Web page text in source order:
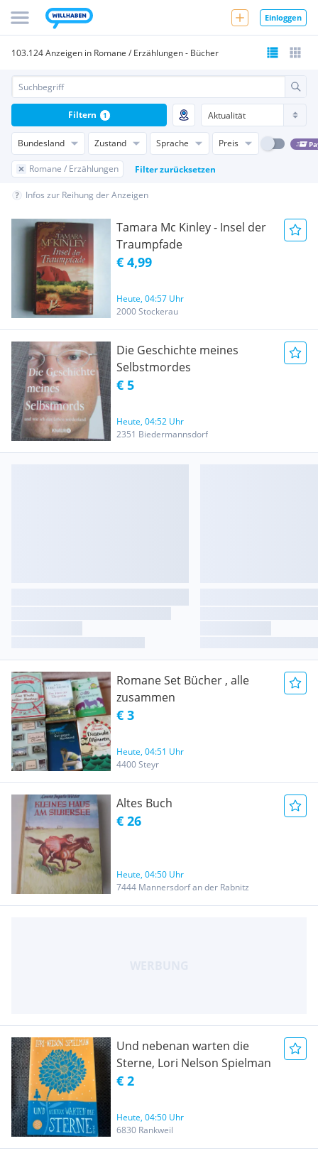
Einloggen
103.124 Anzeigen in Romane / Erzählungen - Bücher
Bundesland Zustand Sprache Preis
Romane / Erzählungen Filter zurücksetzen
Filtern 1
Infos zur Reihung der Anzeigen
Tamara Mc Kinley - Insel der
Traumpfade
€ 4,99
Heute, 04:57 Uhr
2000 Stockerau
Die Geschichte meines
Selbstmordes
€ 5
Heute, 04:52 Uhr
2351 Biedermannsdorf
Romane Set Bücher , alle
zusammen
€ 3
Heute, 04:51 Uhr
4400 Steyr
Altes Buch
€ 26
Heute, 04:50 Uhr
7444 Mannersdorf an der Rabnitz
Und nebenan warten die
Sterne, Lori Nelson Spielman
€ 2
Heute, 04:50 Uhr
6830 Rankweil